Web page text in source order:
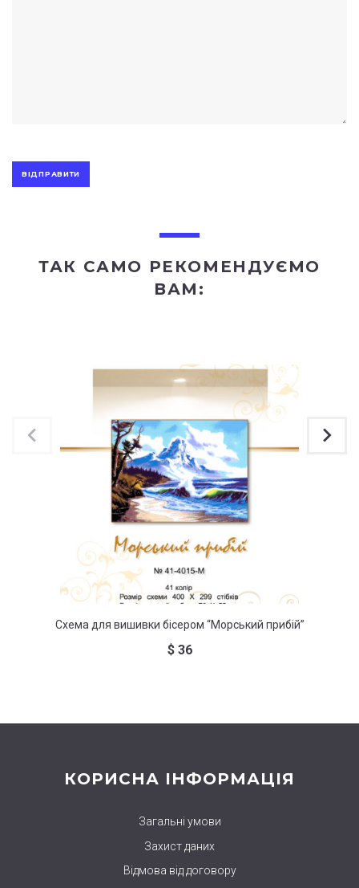
ТАК САМО РЕКОМЕНДУЄМО
ВАМ:
Схема для вишивки бісером “Морський прибій”
$36
КОРИСНА ІНФОРМАЦІЯ
Загальні умови
Захист даних
Відмова від договору